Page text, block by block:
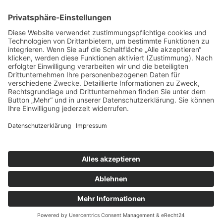
Impressum
Datenschutzbestimmungen
2023 © katrin beck